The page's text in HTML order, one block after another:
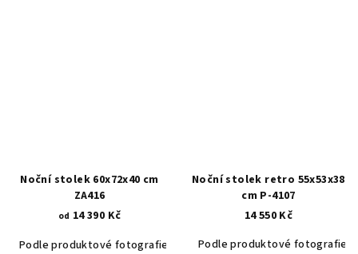
Noční stolek 60x72x40 cm
ZA416
od 14 390 Kč
Podle produktové fotografie
Akát vintage BT1551
Dub světlý
Noční stolek retro 55x53x38
cm P-4107
14 550 Kč
Podle produktové fotografie